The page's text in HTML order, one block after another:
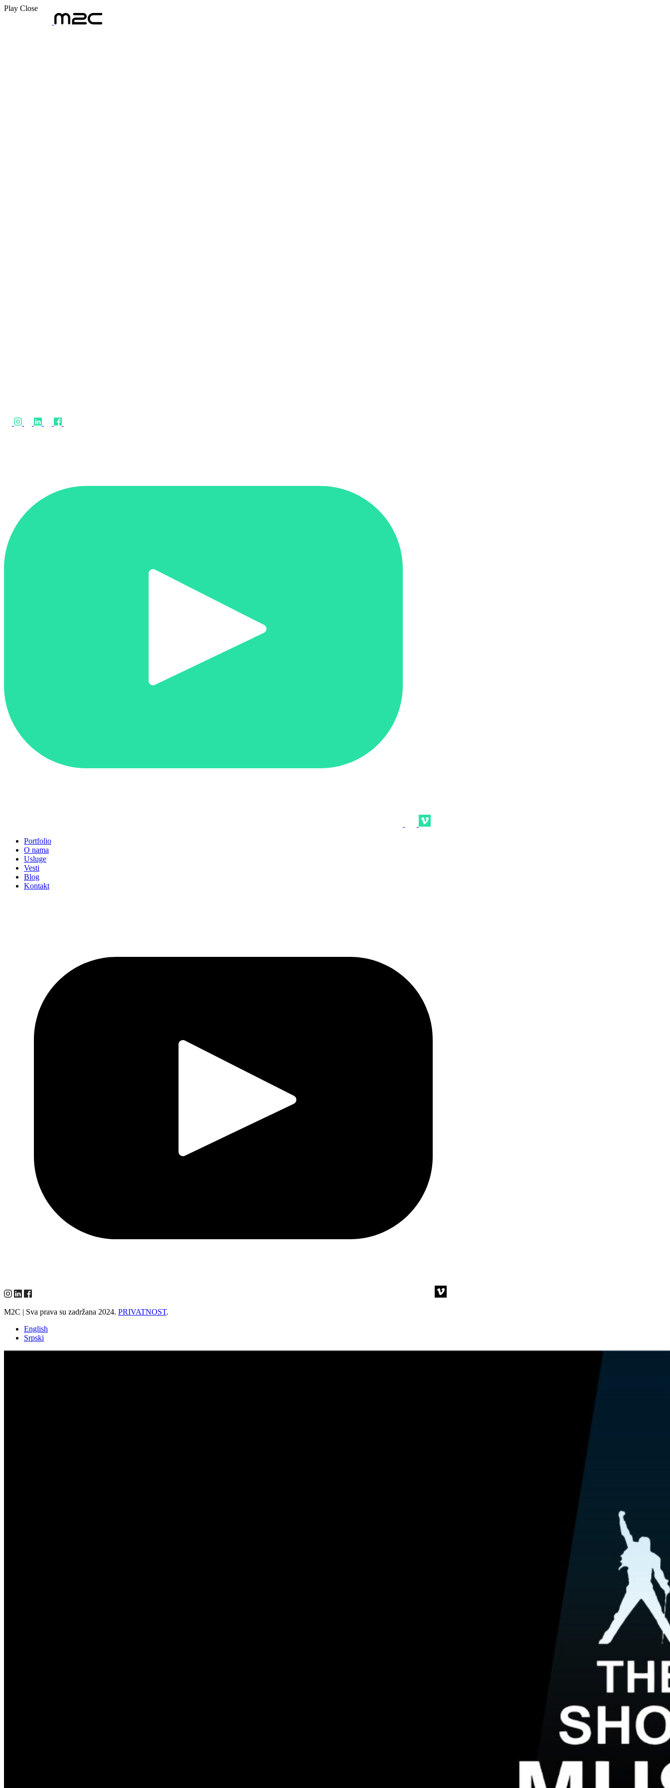
Play Close
Portfolio
O nama
Usluge
Vesti
Blog
Kontakt
M2C | Sva prava su zadržana 2024. PRIVATNOST.
English
Srpski